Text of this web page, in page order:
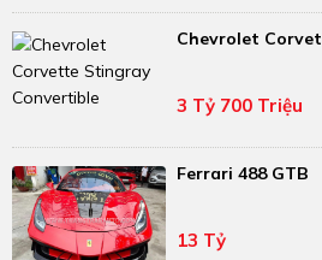
Chevrolet
3 Tỷ 700 Triệu
Ferrari 488 GTB
13 Tỷ